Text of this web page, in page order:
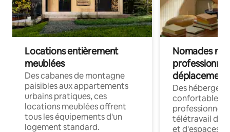
Locations entièrement
meublées
Des cabanes de montagne
paisibles aux appartements
urbains pratiques, ces
locations meublées offrent
tous les équipements d'un
logement standard.
Nomades
déplacement
Des
confortables
professionnels
télétravail
et d'espaces